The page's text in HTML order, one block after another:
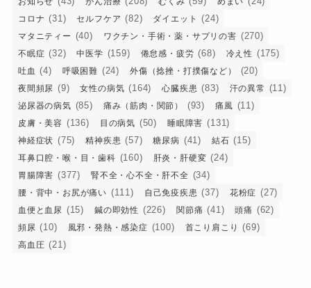
コロナ (31) セルフケア (82) ダイエット (24)
マタニティー (40) ワクチン・手術・薬・サプリの害 (270)
不眠症 (32) 中医学 (159) 倦怠感・疲労 (68) 冷え性 (175)
吐血 (4) 呼吸困難 (24) 外傷（捻挫・打撲傷など） (20)
夜間頻尿 (9) 女性の病気 (164) 心臓疾患 (83) 汗の異常 (11)
泌尿器の病気 (85) 痛み（筋肉・関節） (93) 痛風 (11)
皮膚・美容 (136) 目の病気 (50) 睡眠障害 (131)
神経症状 (75) 精神疾患 (57) 糖尿病 (41) 結石 (15)
耳鼻口腔・喉・目・歯科 (160) 肝炎・肝硬変 (24)
胃腸障害 (377) 腎不全・心不全・肝不全 (34)
腰・背中・お尻が痛い (111) 自己免疫疾患 (37) 花粉症 (27)
血便と血尿 (15) 鍼の即効性 (226) 関節痛 (41) 頭痛 (62)
頻尿 (10) 風邪・発熱・感染症 (100) 首こり肩こり (69)
高血圧 (21)